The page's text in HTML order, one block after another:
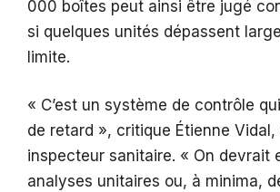
000 boîtes peut ainsi être jugé
si quelques unités dépassent
limite.
« C’est un système de contrôle
de retard », critique Étienne Vidal,
inspecteur sanitaire. « On devrait
analyses unitaires ou, à minima,